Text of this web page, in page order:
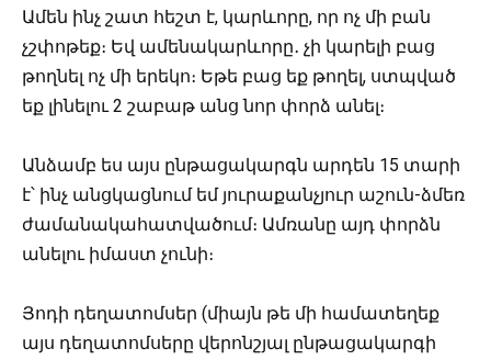
Ամեն ինչ շատ հեշտ է, կարևորը, որ ոչ մի բան
չշփոթեք։ Եվ ամենակարևորը․ չի կարելի բաց
թողնել ոչ մի երեկո։ Եթե բաց եք թողել, ստպված
եք լինելու 2 շաբաթ անց նոր փորձ անել։
Անձամբ ես այս ընթացակարգն արդեն 15 տարի
է՝ ինչ անցկացնում եմ յուրաքանչյուր աշուն-ձմեռ
ժամանակահատվածում։ Ամռանը այդ փորձն
անելու իմաստ չունի։
Յոդի դեղատոմսեր (միայն թե մի համատեղեք
այս դեղատոմսերը վերոնշյալ ընթացակարգի